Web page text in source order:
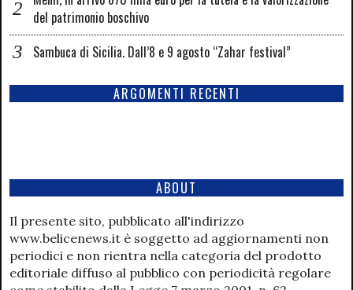
del patrimonio boschivo
Sambuca di Sicilia. Dall’8 e 9 agosto “Zahar festival”
ARGOMENTI RECENTI
ABOUT
Il presente sito, pubblicato all'indirizzo
www.belicenews.it è soggetto ad aggiornamenti non
periodici e non rientra nella categoria del prodotto
editoriale diffuso al pubblico con periodicità regolare